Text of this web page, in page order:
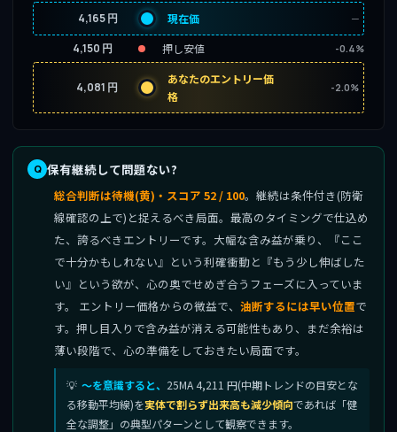
4,165 円 現在価 ─
4,150 円 押し安値 -0.4%
4,081 円
あなたのエントリー価
格
-2.0%
保有継続して問題ない?
総合判断は待機(黄)・スコア 52 / 100。継続は条件付き(防衛
線確認の上で)と捉えるべき局面。最高のタイミングで仕込め
た、誇るべきエントリーです。大幅な含み益が乗り、『ここ
で十分かもしれない』という利確衝動と『もう少し伸ばした
い』という欲が、心の奥でせめぎ合うフェーズに入っていま
す。 エントリー価格からの微益で、 油断するには早い位置で
す。押し目入りで含み益が消える可能性もあり、まだ余裕は
薄い段階で、心の準備をしておきたい局面です。
〜を意識すると、 25MA 4,211 円(中期トレンドの目安とな
る移動平均線)を実体で割らず出来高も減少傾向であれば「健
全な調整」の典型パターンとして観察できます。